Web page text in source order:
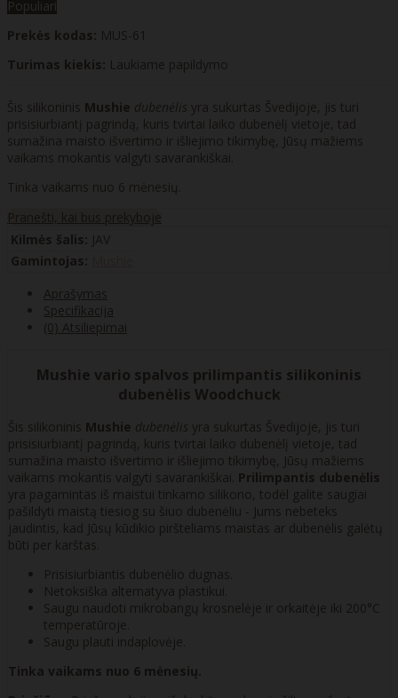
Populiari
Prekės kodas: MUS-61
Turimas kiekis: Laukiame papildymo
Šis silikoninis Mushie dubenėlis yra sukurtas Švedijoje, jis turi
prisisiurbiantį pagrindą, kuris tvirtai laiko dubenėlį vietoje, tad
sumažina maisto išvertimo ir išliejimo tikimybę, Jūsų mažiems
vaikams mokantis valgyti savarankiškai.
Tinka vaikams nuo 6 mėnesių.
Pranešti, kai bus prekyboje
Kilmės šalis: JAV
Gamintojas:
Aprašymas
Specifikacija
(0) Atsiliepimai
Mushie vario spalvos prilimpantis silikoninis
dubenėlis Woodchuck
Šis silikoninis Mushie dubenėlis yra sukurtas Švedijoje, jis turi
prisisiurbiantį pagrindą, kuris tvirtai laiko dubenėlį vietoje, tad
sumažina maisto išvertimo ir išliejimo tikimybę, Jūsų mažiems
vaikams mokantis valgyti savarankiškai. Prilimpantis dubenėlis
yra pagamintas iš maistui tinkamo silikono, todėl galite saugiai
pašildyti maistą tiesiog su šiuo dubenėliu - Jums nebeteks
jaudintis, kad Jūsų kūdikio piršteliams maistas ar dubenėlis galėtų
būti per karštas.
Prisisiurbiantis dubenėlio dugnas.
Netoksiška alternatyva plastikui.
Saugu naudoti mikrobangų krosnelėje ir orkaitėje iki 200°C
temperatūroje.
Saugu plauti indaplovėje.
Tinka vaikams nuo 6 mėnesių.